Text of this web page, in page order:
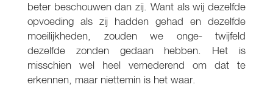
beter beschouwen dan zij. Want als wij dezelfde
opvoeding als zij hadden gehad en dezelfde
moeilijkheden, zouden we onge- twijfeld
dezelfde zonden gedaan hebben. Het is
misschien wel heel vernederend om dat te
erkennen, maar niettemin is het waar.